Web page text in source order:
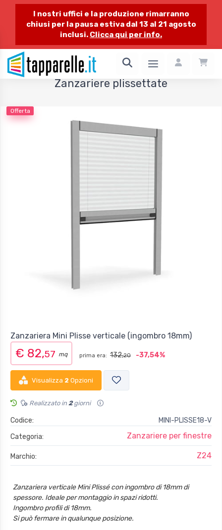
I nostri uffici e la produzione rimarranno
chiusi per la pausa estiva dal 13 al 21 agosto
inclusi. Clicca qui per info.
1 / 1
Zanzariere plissettate
Offerta
Zanzariera Mini Plisse verticale (ingombro 18mm)
€ 82,57 mq prima era: 132,20 -37,54%
Visualizza 2 Opzioni
Realizzato in 2giorni
Codice:
MINI-PLISSE18-V
Categoria:
Zanzariere per finestre
Marchio: Z24
Zanzariera verticale Mini Plissé con ingombro di 18mm di
spessore. Ideale per montaggio in spazi ridotti.
Ingombro profili di 18mm.
Si può fermare in qualunque posizione.